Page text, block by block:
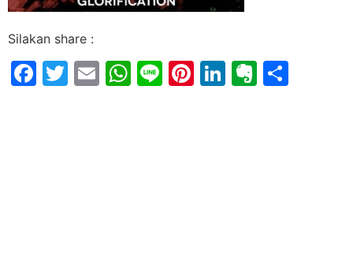
Silakan share :
Facebook
Twitter
EmailWhatsApp
LinePinterest
LinkedIn